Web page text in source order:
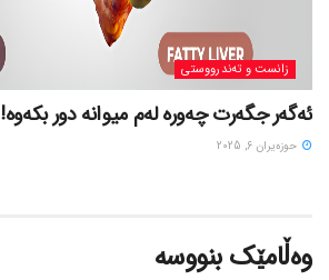
زانست و تەندرووستی
ئەگەر جگەرت چەورە لەم میوانە دور بکەوە!
حوزه‌یران 6, 2025
وەڵامێک بنووسە